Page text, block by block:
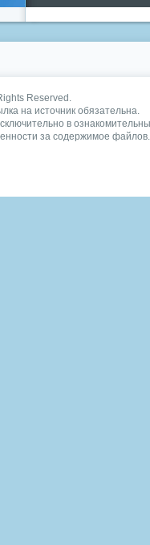
Reserved.
на источник обязательна.
в
за содержимое файлов.